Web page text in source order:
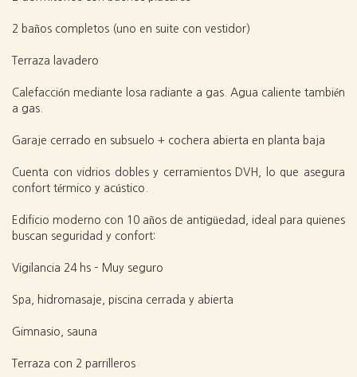
2 baños completos (uno en suite con vestidor)
Terraza lavadero
Calefacción mediante losa radiante a gas. Agua caliente también
a gas.
Garaje cerrado en subsuelo + cochera abierta en planta baja
Cuenta con vidrios dobles y cerramientos DVH, lo que asegura
confort térmico y acústico.
Edificio moderno con 10 años de antigüedad, ideal para quienes
buscan seguridad y confort:
Vigilancia 24 hs – Muy seguro
Spa, hidromasaje, piscina cerrada y abierta
Gimnasio, sauna
Terraza con 2 parrilleros